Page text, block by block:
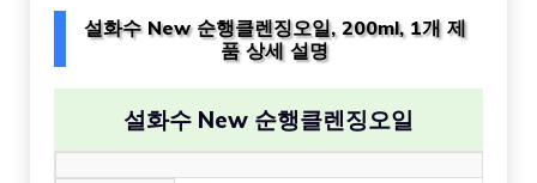
설화수 New 순행클렌징오일, 200ml, 1개 제
품 상세 설명
설화수 New 순행클렌징오일